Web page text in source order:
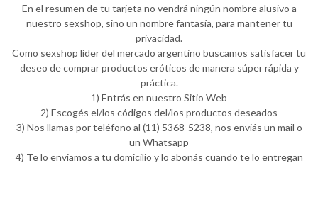
En el resumen de tu tarjeta no vendrá ningún nombre alusivo a
nuestro sexshop, sino un nombre fantasía, para mantener tu
privacidad.
Como sexshop líder del mercado argentino buscamos satisfacer tu
deseo de comprar productos eróticos de manera súper rápida y
práctica.
1) Entrás en nuestro Sitio Web
2) Escogés el/los códigos del/los productos deseados
3) Nos llamas por teléfono al (11) 5368-5238, nos enviás un mail o
un Whatsapp
4) Te lo enviamos a tu domicilio y lo abonás cuando te lo entregan